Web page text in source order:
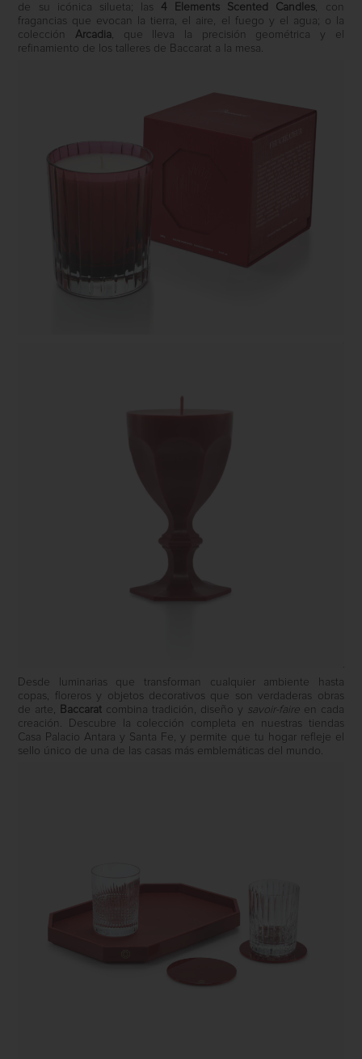
de su icónica silueta; las 4 Elements Scented Candles , con
fragancias que evocan la tierra, el aire, el fuego y el agua; o la
colección Arcadia , que lleva la precisión geométrica y el
refinamiento de los talleres de Baccarat a la mesa.
Desde luminarias que transforman cualquier ambiente hasta
copas, floreros y objetos decorativos que son verdaderas obras
de arte,
Baccarat combina tradición, diseño y savoir-faire en cada
creación. Descubre la colección completa en nuestras tiendas
Casa Palacio Antara y Santa Fe, y permite que tu hogar refleje el
sello único de una de las casas más emblemáticas del mundo.